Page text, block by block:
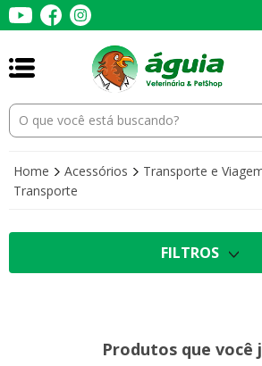
Home Acessórios Transporte e
Transporte
FILTROS
Produtos que você